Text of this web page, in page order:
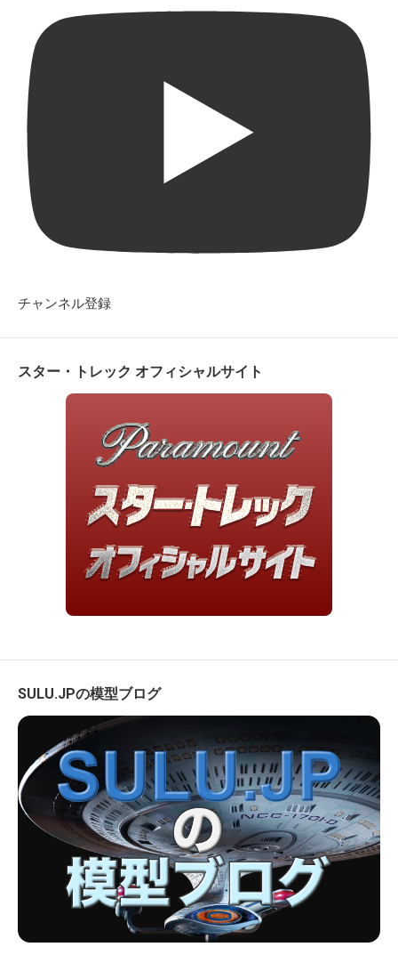
チャンネル登録
スター・トレック オフィシャルサイト
SULU.JPの模型ブログ